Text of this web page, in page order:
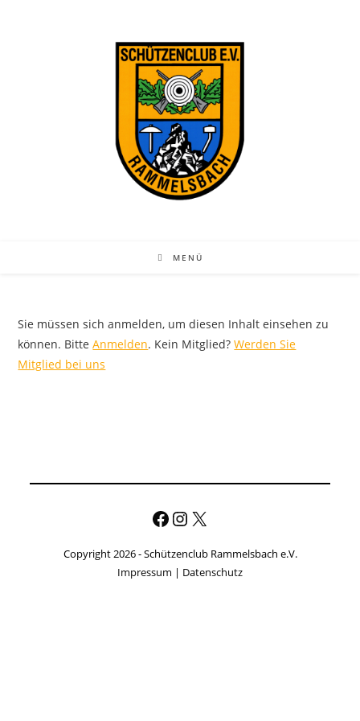
MENÜ
Sie müssen sich anmelden, um diesen Inhalt einsehen zu
können. BitteAnmelden. Kein Mitglied?Werden Sie
Mitglied bei uns
Facebook Instagram X
Copyright 2026 - Schützenclub Rammelsbach e.V.
Impressum | Datenschutz